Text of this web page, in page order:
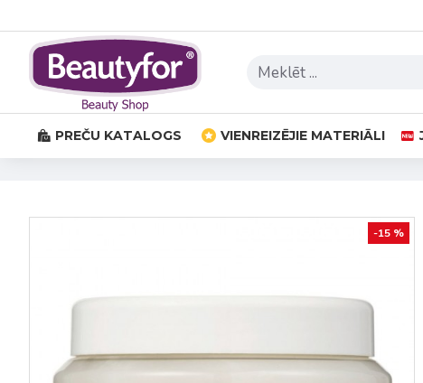
PREČU KATALOGS VIENREIZĒJIE MATERIĀLI
-15 %